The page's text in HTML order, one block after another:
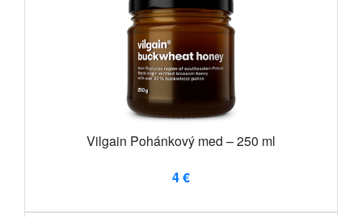
Vilgain Pohánkový med – 250 ml
4 €